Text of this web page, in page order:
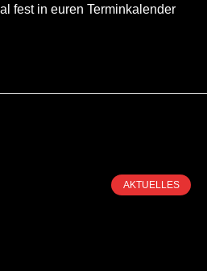
fest in euren Terminkalender
AKTUELLES